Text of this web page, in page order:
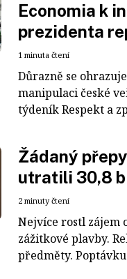
Economia k
prezidenta
1 minuta čtení
Důrazně se
manipulaci české
týdeník Respekt a
Žádaný
utratili 30,8
2 minuty čtení
Nejvíce rostl zájem
zážitkové plavby.
předměty.